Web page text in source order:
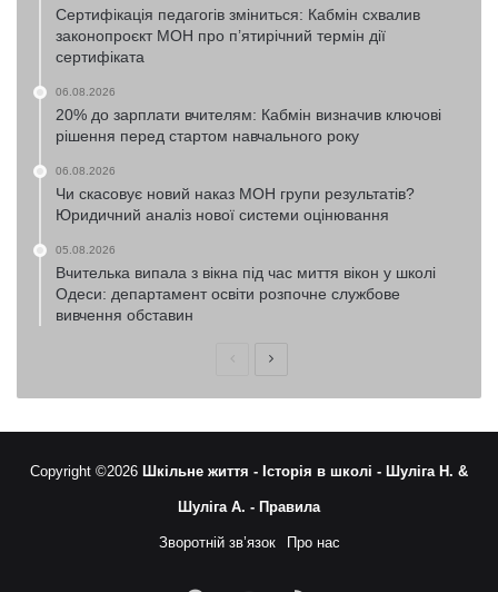
Сертифікація педагогів зміниться: Кабмін схвалив
законопроєкт МОН про п’ятирічний термін дії
сертифіката
06.08.2026
20% до зарплати вчителям: Кабмін визначив ключові
рішення перед стартом навчального року
06.08.2026
Чи скасовує новий наказ МОН групи результатів?
Юридичний аналіз нової системи оцінювання
05.08.2026
Вчителька випала з вікна під час миття вікон у школі
Одеси: департамент освіти розпочне службове
вивчення обставин
ПопередняНаступна
Copyright ©2026 Шкільне життя - Історія в школі - Шуліга Н. &
Шуліга А. - Правила
Зворотній зв’язок Про нас